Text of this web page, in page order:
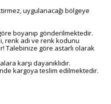
uygulanacağı bölgeye
boyanıp gönderilmektedir.
renk adı ve renk kodunu
Talebinize göre astarlı olarak
karşı dayanıklıdır.
kargoya teslim edilmektedir.